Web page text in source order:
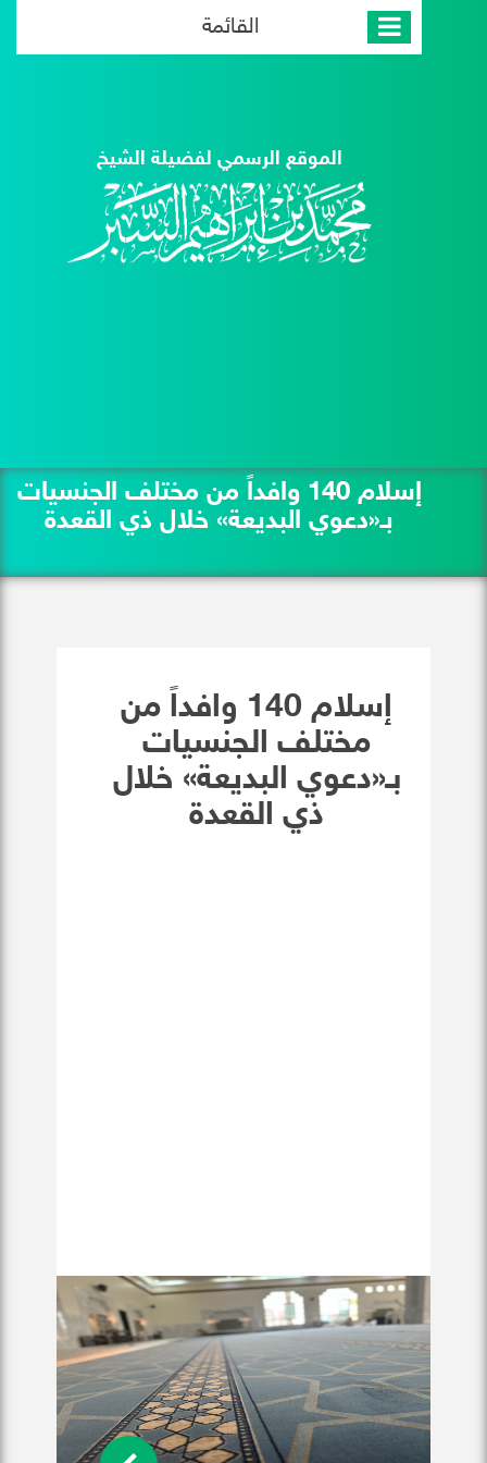
القائمة
الموقع الرسمي لفضيلة الشيخ
إسلام 140 وافداً من مختلف الجنسيات
بـ«دعوي البديعة» خلال ذي القعدة
إسلام 140 وافداً من
مختلف الجنسيات
بـ«دعوي البديعة» خلال
ذي القعدة
4:32 م, 3 ذو الحجة 1437 هـ, 4 سبتمبر 2016 م
تواصل – سعود الخالد:
أعلن المكتب التعاوني للدعوة والإرشاد وتوعية الجاليات
في البديعة، عن دخول 140 وافد الإسلام بالمكتب، من